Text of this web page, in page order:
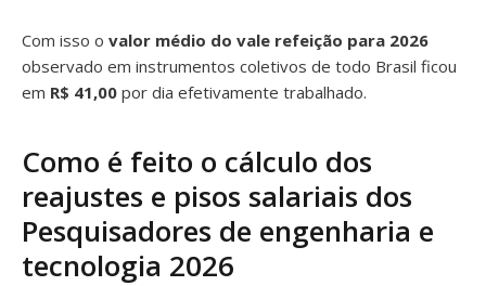
Com isso o valor médio do vale refeição para 2026
observado em instrumentos coletivos de todo Brasil ficou
em R$ 41,00 por dia efetivamente trabalhado.
Como é feito o cálculo dos
reajustes e pisos salariais dos
Pesquisadores de engenharia e
tecnologia 2026